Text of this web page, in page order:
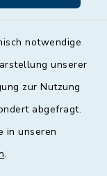
notwendige
unserer
zur Nutzung
abgefragt.
in unseren
.